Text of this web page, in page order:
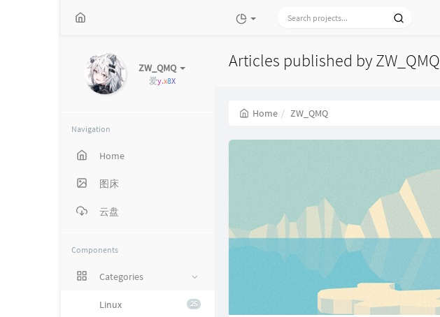
ZW_QMQ
爱意随风起，风
oqtC
Navigation
Home
图床
云盘
Components
Categories
25
Linux
Articles published by ZW_QMQ
Home ZW_QMQ